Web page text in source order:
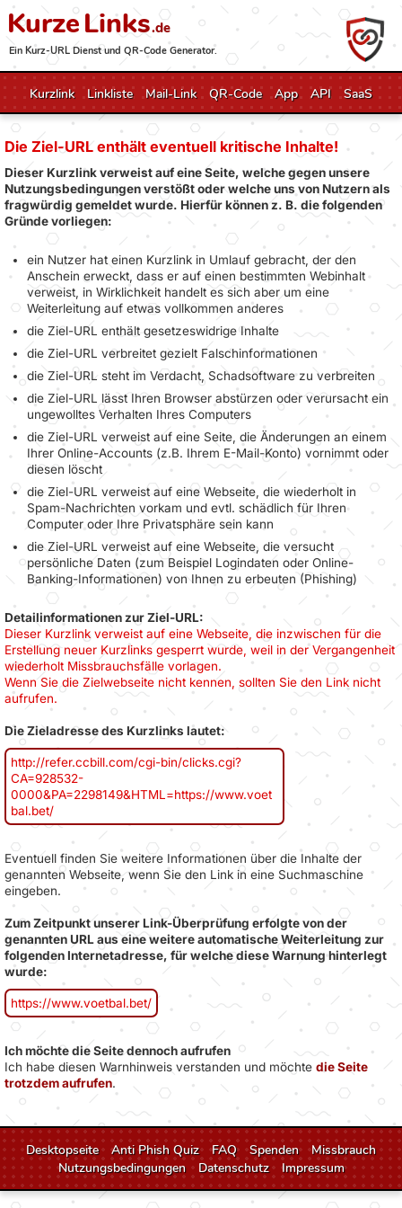
KurzeLinks.de
Ein Kurz-URL Dienst und QR-Code Generator.
Kurzlink Linkliste Mail-Link QR-Code App API SaaS
Die Ziel-URL enthält eventuell kritische Inhalte!
Dieser Kurzlink verweist auf eine Seite, welche gegen unsere
Nutzungsbedingungen verstößt oder welche uns von Nutzern als
fragwürdig gemeldet wurde. Hierfür können z. B. die folgenden
Gründe vorliegen:
ein Nutzer hat einen Kurzlink in Umlauf gebracht, der den
Anschein erweckt, dass er auf einen bestimmten Webinhalt
verweist, in Wirklichkeit handelt es sich aber um eine
Weiterleitung auf etwas vollkommen anderes
die Ziel-URL enthält gesetzeswidrige Inhalte
die Ziel-URL verbreitet gezielt Falschinformationen
die Ziel-URL steht im Verdacht, Schadsoftware zu verbreiten
die Ziel-URL lässt Ihren Browser abstürzen oder verursacht ein
ungewolltes Verhalten Ihres Computers
die Ziel-URL verweist auf eine Seite, die Änderungen an einem
Ihrer Online-Accounts (z.B. Ihrem E-Mail-Konto) vornimmt oder
diesen löscht
die Ziel-URL verweist auf eine Webseite, die wiederholt in
Spam-Nachrichten vorkam und evtl. schädlich für Ihren
Computer oder Ihre Privatsphäre sein kann
die Ziel-URL verweist auf eine Webseite, die versucht
persönliche Daten (zum Beispiel Logindaten oder Online-
Banking-Informationen) von Ihnen zu erbeuten (Phishing)
Detailinformationen zur Ziel-URL:
Dieser Kurzlink verweist auf eine Webseite, die inzwischen für die
Erstellung neuer Kurzlinks gesperrt wurde, weil in der Vergangenheit
wiederholt Missbrauchsfälle vorlagen.
Wenn Sie die Zielwebseite nicht kennen, sollten Sie den Link nicht
aufrufen.
Die Zieladresse des Kurzlinks lautet:
http://refer.ccbill.com/cgi-bin/clicks.cgi?
CA=928532-
0000&PA=2298149&HTML=https://www.voet
bal.bet/
Eventuell finden Sie weitere Informationen über die Inhalte der
genannten Webseite, wenn Sie den Link in eine Suchmaschine
eingeben.
Zum Zeitpunkt unserer Link-Überprüfung erfolgte von der
genannten URL aus eine weitere automatische Weiterleitung zur
folgenden Internetadresse, für welche diese Warnung hinterlegt
wurde:
https://www.voetbal.bet/
Ich möchte die Seite dennoch aufrufen
Ich habe diesen Warnhinweis verstanden und möchte die Seite
trotzdem aufrufen.
Desktopseite Anti Phish Quiz FAQ Spenden
Missbrauch
Nutzungsbedingungen
Datenschutz Impressum